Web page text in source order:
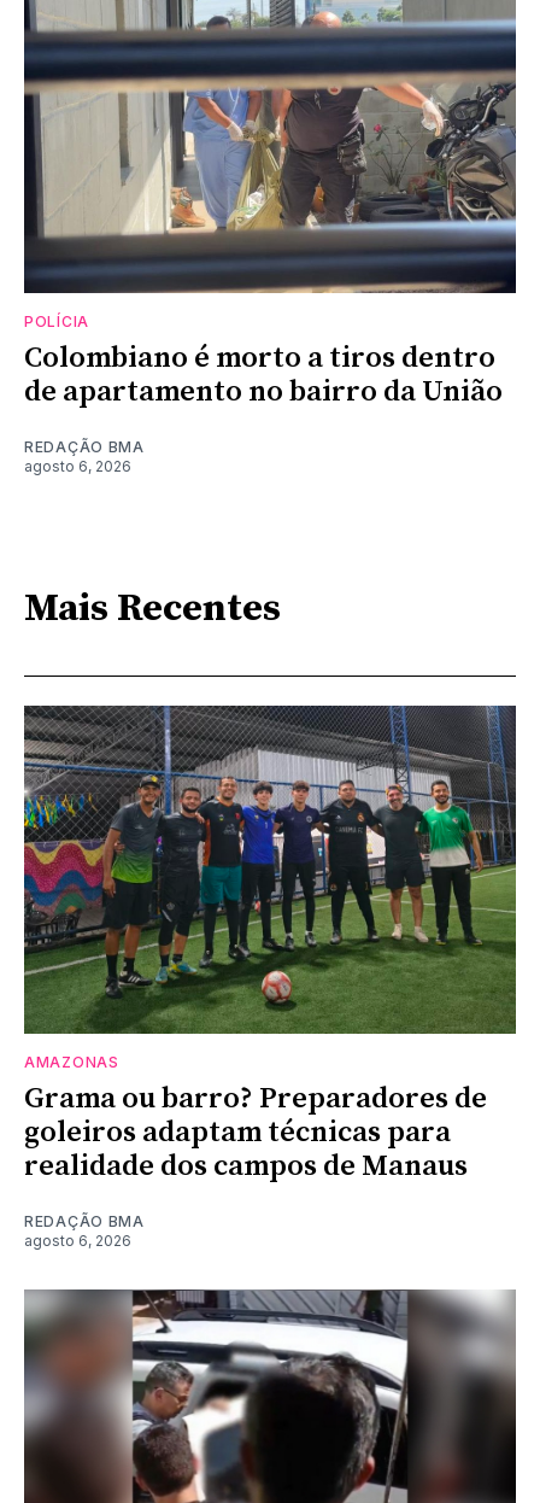
POLÍCIA
Colombiano é morto a tiros dentro
de apartamento no bairro da União
REDAÇÃO BMA
agosto 6, 2026
Mais Recentes
AMAZONAS
Grama ou barro? Preparadores de
goleiros adaptam técnicas para
realidade dos campos de Manaus
REDAÇÃO BMA
agosto 6, 2026